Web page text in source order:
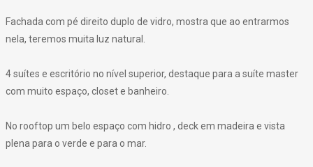
Fachada com pé direito duplo de vidro, mostra que ao entrarmos
nela, teremos muita luz natural.
4 suítes e escritório no nível superior, destaque para a suíte master
com muito espaço, closet e banheiro.
No rooftop um belo espaço com hidro , deck em madeira e vista
plena para o verde e para o mar.